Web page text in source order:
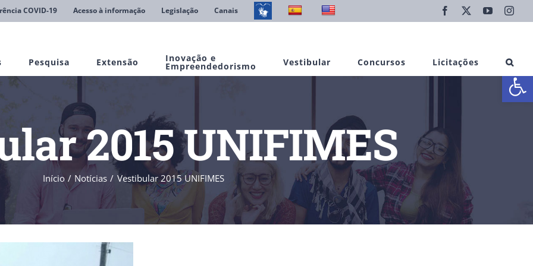
Abrir
COVID-19 Acesso à informação Legislação Canais Facebook YouTube
Pesquisa Extensão Inovação e
Empreendedorismo Vestibular Concursos Licitações
2015 UNIFIMES
Início Notícias Vestibular 2015 UNIFIMES